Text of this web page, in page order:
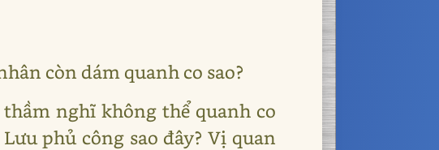
còn dám quanh co sao?
nghĩ không thể quanh co
phủ công sao đây? Vị quan